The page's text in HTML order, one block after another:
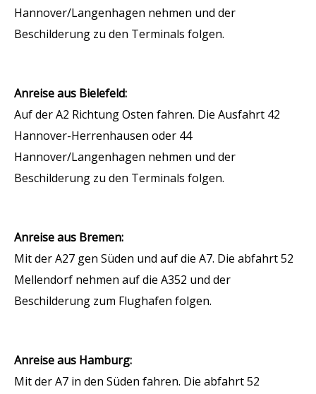
Hannover/Langenhagen nehmen und der
Beschilderung zu den Terminals folgen.
Anreise aus Bielefeld:
Auf der A2 Richtung Osten fahren. Die Ausfahrt 42
Hannover-Herrenhausen oder 44
Hannover/Langenhagen nehmen und der
Beschilderung zu den Terminals folgen.
Anreise aus Bremen:
Mit der A27 gen Süden und auf die A7. Die abfahrt 52
Mellendorf nehmen auf die A352 und der
Beschilderung zum Flughafen folgen.
Anreise aus Hamburg:
Mit der A7 in den Süden fahren. Die abfahrt 52